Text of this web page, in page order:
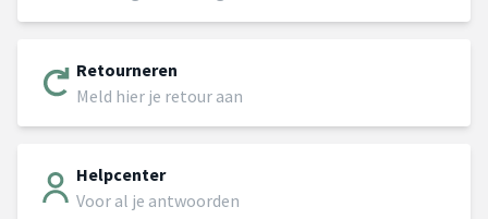
Retourneren
Meld hier je retour aan
Helpcenter
Voor al je antwoorden